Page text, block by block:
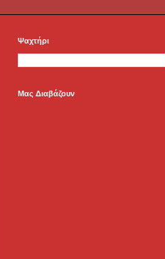
Ψαχτήρι
Μας Διαβάζουν